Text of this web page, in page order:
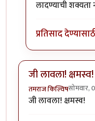
लादण्याची शक्यता
प्रतिसाद
जी लावला! क्षमस्व!
तमराज किल्विषसोमवार,
जी लावला! क्षमस्व!